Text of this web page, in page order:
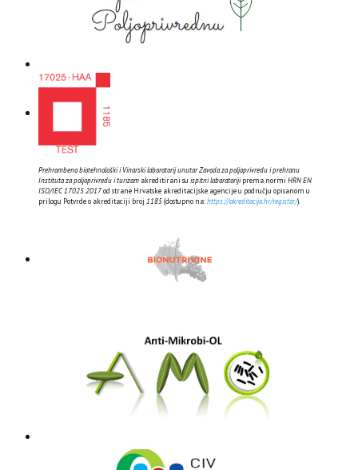
Prehrambeno biotehnološki i Vinarski laboratorij unutar Zavoda za poljoprivredu i prehranu
Instituta za poljoprivredu i turizam akreditirani su ispitni laboratorijiprema normi HRN EN
ISO/IEC 17025:2017od strane Hrvatske akreditacijske agencije u području opisanom u
prilogu Potvrde o akreditaciji broj 1185(dostupno na:https://akreditacija.hr/registar/).